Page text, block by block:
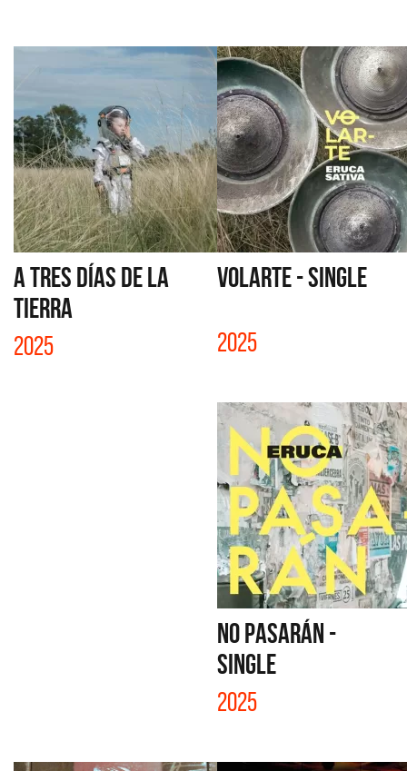
A TRES DÍAS DE LA
TIERRA
2025
VOLARTE - SINGLE
2025
NO PASARÁN -
SINGLE
2025